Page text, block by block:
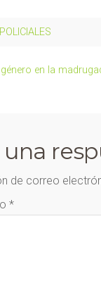
POLICIALES
en la
una
de correo
*